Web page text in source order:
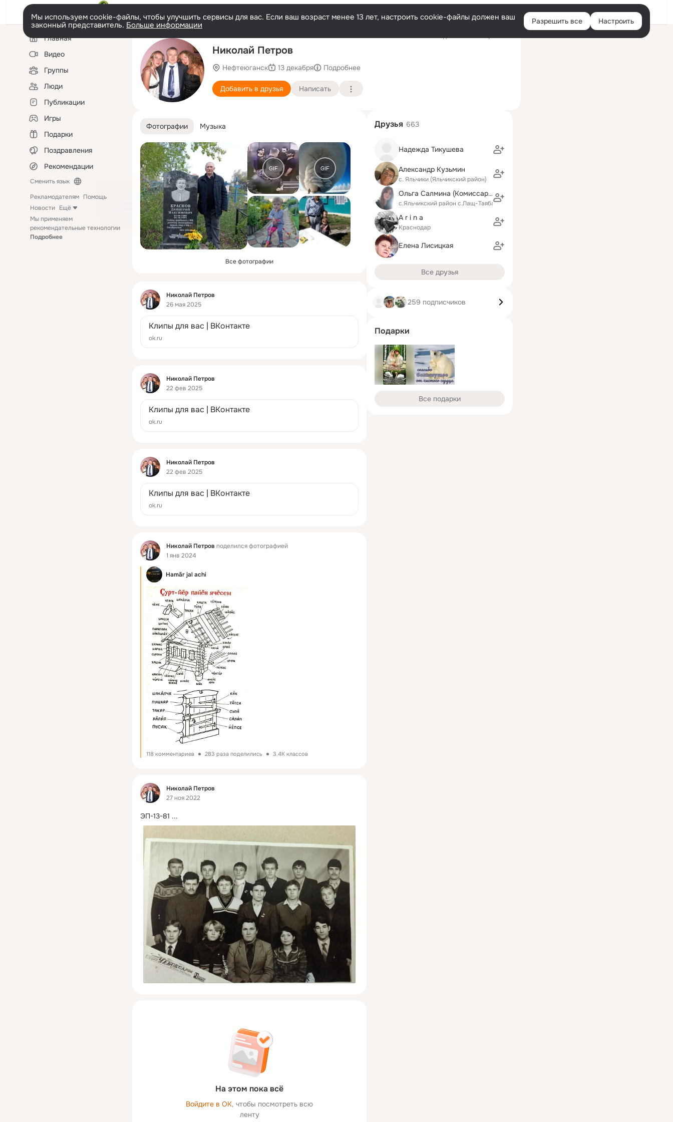
Войти
Мы используем cookie-файлы, чтобы улучшить сервисы для вас. Если ваш возраст менее 13 лет, настроить cookie-файлы должен ваш
законный представитель. Больше информации Разрешить все Настроить
Левая
колонкаГлавная
Видео
Группы
Люди
Публикации
Игры
Подарки
Поздравления
Рекомендации
Сменить язык
Рекламодателям Помощь
Новости Ещё
Мы применяем
рекомендательные технологии
Подробнее
Николай Петров
Нефтеюганск 13 декабря Подробнее
Добавить в друзья Написать
Фотографии Музыка
GIF GIF
Все фотографии
Фид
Николай Петров
26 мая 2025
Клипы для вас | ВКонтакте
ok.ru
Фид
Николай Петров
22 фев 2025
Клипы для вас | ВКонтакте
ok.ru
Фид
Николай Петров
22 фев 2025
Клипы для вас | ВКонтакте
ok.ru
Фид Николай Петров поделился фотографией
1 янв 2024
Hamăr jal achi
118 комментариев 283 раза поделились 3.4K классов
Фид
Николай Петров
27 ноя 2022
ЭП-13-81 ...
На этом пока всё
Войдите в ОК, чтобы посмотреть всю
ленту
Друзья 663
Надежда Тикушева
Александр Кузьмин
с. Яльчики (Яльчикский район)
Ольга Салмина (Комиссарова)
с.Яльчикский район с.Лащ-Таяба
A r i n a
Краснодар
Елена Лисицкая
Все друзья
259 подписчиков
Подарки
Все подарки